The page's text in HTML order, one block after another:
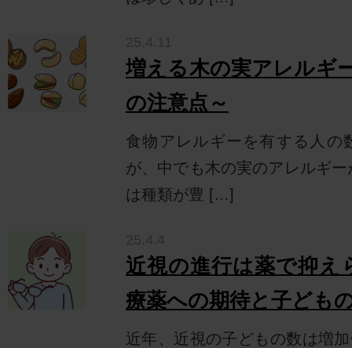
増える木の実アレルギ
の注意点～
食物アレルギーを有する人の
が、中でも木の実のアレルギ
は種類が豊 […]
近視の進行は薬で抑え
療薬への期待と子ども
近年、近視の子どもの数は増